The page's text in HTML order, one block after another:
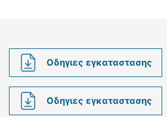
Οδηγιες εγκαταστασης
Οδηγιες εγκαταστασης